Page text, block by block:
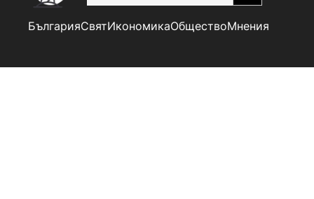
БългарияСвятИкономикаОбществоМнения